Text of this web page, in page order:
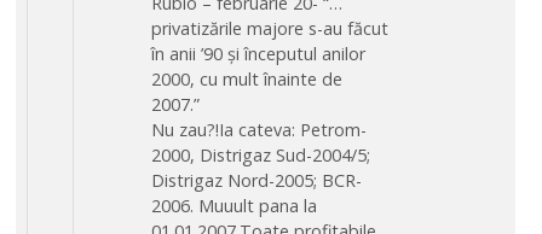
privatizările majore s-au făcut
în anii ’90 și începutul anilor
2000, cu mult înainte de
2007.”
Nu zau?!Ia cateva: Petrom-
2000, Distrigaz Sud-2004/5;
Distrigaz Nord-2005; BCR-
2006. Muuult pana la